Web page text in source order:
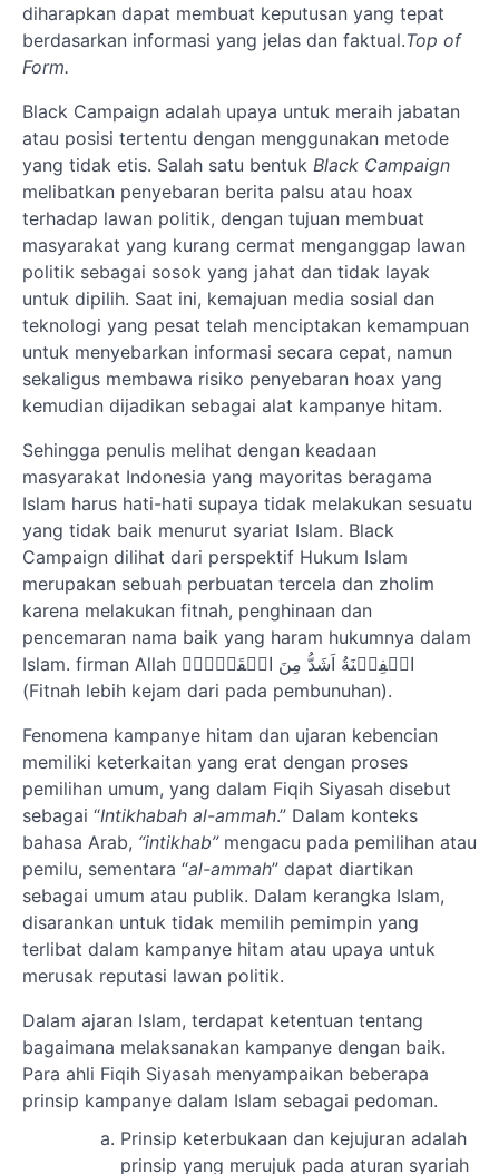
diharapkan dapat membuat keputusan yang tepat
berdasarkan informasi yang jelas dan faktual.Top of
Form.
Black Campaign adalah upaya untuk meraih jabatan
atau posisi tertentu dengan menggunakan metode
yang tidak etis. Salah satu bentuk Black Campaign
melibatkan penyebaran berita palsu atau hoax
terhadap lawan politik, dengan tujuan membuat
masyarakat yang kurang cermat menganggap lawan
politik sebagai sosok yang jahat dan tidak layak
untuk dipilih. Saat ini, kemajuan media sosial dan
teknologi yang pesat telah menciptakan kemampuan
untuk menyebarkan informasi secara cepat, namun
sekaligus membawa risiko penyebaran hoax yang
kemudian dijadikan sebagai alat kampanye hitam.
Sehingga penulis melihat dengan keadaan
masyarakat Indonesia yang mayoritas beragama
Islam harus hati-hati supaya tidak melakukan sesuatu
yang tidak baik menurut syariat Islam. Black
Campaign dilihat dari perspektif Hukum Islam
merupakan sebuah perbuatan tercela dan zholim
karena melakukan fitnah, penghinaan dan
pencemaran nama baik yang haram hukumnya dalam
Islam. firman Allah الۡفِتۡنَةُ اَشَدُّ مِنَ الۡقَتۡلِۚ
(Fitnah lebih kejam dari pada pembunuhan).
Fenomena kampanye hitam dan ujaran kebencian
memiliki keterkaitan yang erat dengan proses
pemilihan umum, yang dalam Fiqih Siyasah disebut
sebagai “Intikhabah al-ammah.” Dalam konteks
bahasa Arab, “intikhab”mengacu pada pemilihan atau
pemilu, sementara “al-ammah” dapat diartikan
sebagai umum atau publik. Dalam kerangka Islam,
disarankan untuk tidak memilih pemimpin yang
terlibat dalam kampanye hitam atau upaya untuk
merusak reputasi lawan politik.
Dalam ajaran Islam, terdapat ketentuan tentang
bagaimana melaksanakan kampanye dengan baik.
Para ahli Fiqih Siyasah menyampaikan beberapa
prinsip kampanye dalam Islam sebagai pedoman.
Prinsip keterbukaan dan kejujuran adalah
prinsip yang merujuk pada aturan syariah